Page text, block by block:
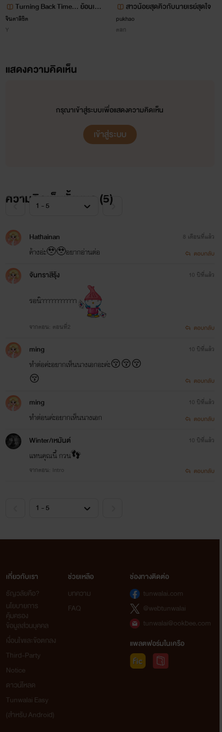
ป่าน
ขี้งอลขี้น้อยใจ ข้างนอกอาจดูเป็นคนหยิ่งแต่ถ้าได้สนิท
แทนคุณ
หล่อ รวย ????????
Turning Back Time... ย้อนเวล
าพิชิตรัก
จินตาลิขิต
Y
สาวน้อยสุดคิวกับนายเรย์สุดใจ
pukhao
ตลก
แสดงความคิดเห็น
กรุณาเข้าสู่ระบบเพื่อแสดงความคิดเห็น
เข้าสู่ระบบ
ความคิดเห็นทั้งหมด (5)
Hathainan
ค้างอ่ะ🥹🥹อยากอ่านต่อ
8 เดือนที่แล้ว
ตอบกลับ
จันทราสีรุ้ง
รอน๊าาาาาาาาาาาา
จากตอน: ตอนที่2
10 ปีที่แล้ว
ตอบกลับ
ming
ทำต่อค่ะอยากเห็นนางเอกอะค่ะ😚😚😚
😚
10 ปีที่แล้ว
ตอบกลับ
ming
ทำต่อนค่ะอยากเห็นนางเอก
10 ปีที่แล้ว
ตอบกลับ
Winter/เหมันต์
แทนคุณนี้ กวน👣
จากตอน: lntro
10 ปีที่แล้ว
ตอบกลับ
เกี่ยวกับเรา
ธัญวลัยคือ?
นโยบายการ
คุ้มครอง
ข้อมูลส่วนบุคคล
เงื่อนไขและข้อตกลง
Third-Party
Notice
ดาวน์โหลด
Tunwalai Easy
(สำหรับ Android)
ช่วยเหลือ
บทความ
FAQ
ช่องทางติดต่อ
tunwalai.com
@webtunwalai
tunwalai@ookbee.com
แพลตฟอร์มในเครือ